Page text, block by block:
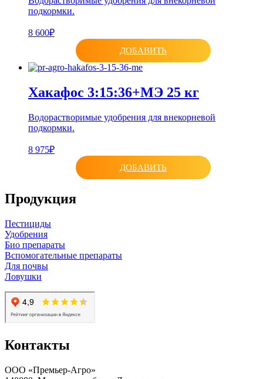
подкормки.
8 600₽
ДОБАВИТЬ
Хакафос 3:15:36+МЭ 25 кг
Водорастворимые удобрения для внекорневой
подкормки.
8 975₽
ДОБАВИТЬ
Продукция
Пестициды
Удобрения
Био препараты
Вспомогательные препараты
Для почвы
Ловушки
Контакты
ООО «Премьер-Агро»